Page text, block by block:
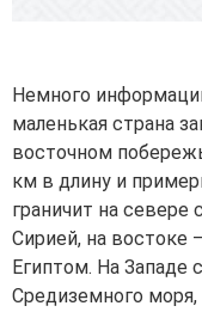
Немного
маленькая страна
восточном
км в длину и
граничит на
Сирией, на востоке
Египтом. На
Средиземного